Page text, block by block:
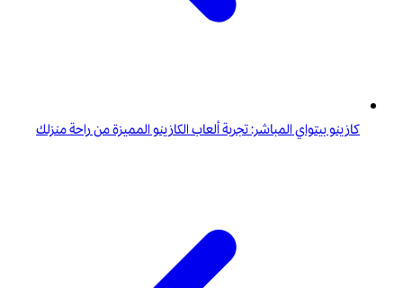
كازينو بيتواي المباشر: تجربة ألعاب الكازينو المميزة من راحة منزلك